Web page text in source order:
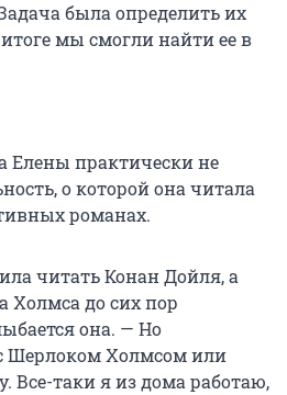
была определить их
мы смогли найти ее в
Елены практически не
о которой она читала
романах.
читать Конан Дойля, а
до сих пор
она. — Но
Шерлоком Холмсом или
Все-таки я из дома работаю,